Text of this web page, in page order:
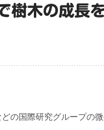
樹木の成長
の国際研究グループの